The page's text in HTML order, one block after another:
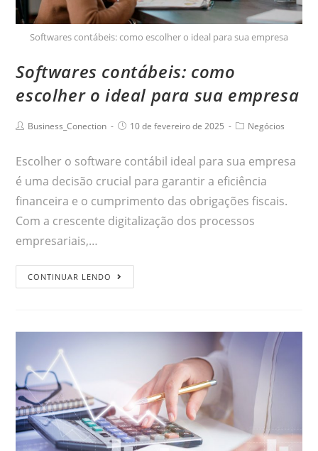
Softwares contábeis: como escolher o ideal para sua empresa
Softwares contábeis: como
escolher o ideal para sua empresa
Business_Conection 10 de fevereiro de 2025 Negócios
Escolher o software contábil ideal para sua empresa
é uma decisão crucial para garantir a eficiência
financeira e o cumprimento das obrigações fiscais.
Com a crescente digitalização dos processos
empresariais,…
CONTINUAR LENDO